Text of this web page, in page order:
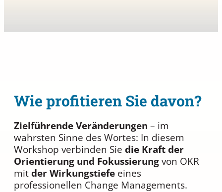
Wie profitieren Sie davon?
Zielführende Veränderungen – im
wahrsten Sinne des Wortes: In diesem
Workshop verbinden Sie die Kraft der
Orientierung und Fokussierungvon OKR
mitder Wirkungstiefe eines
professionellen Change Managements.